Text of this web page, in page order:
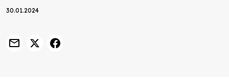
30.01.2024